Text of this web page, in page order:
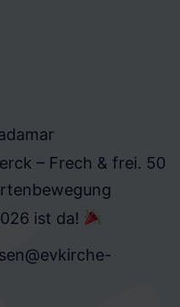
– Frech & frei. 50
ist da!